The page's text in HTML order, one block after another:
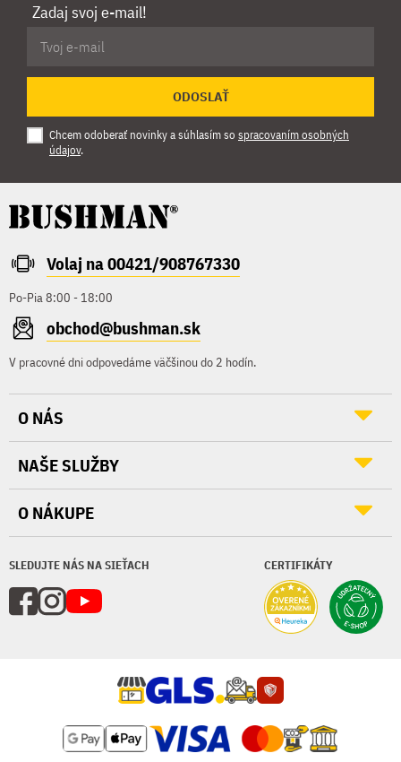
Zadaj svoj e-mail!
ODOSLAŤ
Chcem odoberať novinky a súhlasím so spracovaním osobných
údajov.
Volaj na 00421/908767330
Po-Pia 8:00 - 18:00
obchod@bushman.sk
V pracovné dni odpovedáme väčšinou do 2 hodín.
SLEDUJTE NÁS NA SIEŤACH CERTIFIKÁTY
O NÁS
NAŠE SLUŽBY
O NÁKUPE